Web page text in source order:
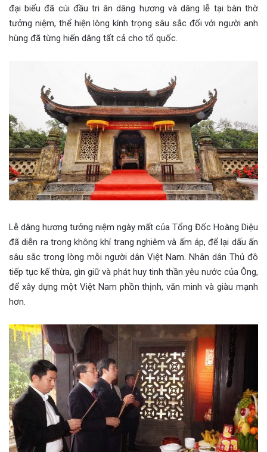
đại biểu đã cúi đầu tri ân dâng hương và dâng lễ tại bàn thờ
tưởng niệm, thể hiện lòng kính trọng sâu sắc đối với người anh
hùng đã từng hiến dâng tất cả cho tổ quốc.
Lễ dâng hương tưởng niệm ngày mất của Tổng Đốc Hoàng Diệu
đã diễn ra trong không khí trang nghiêm và ấm áp, để lại dấu ấn
sâu sắc trong lòng mỗi người dân Việt Nam. Nhân dân Thủ đô
tiếp tục kế thừa, gìn giữ và phát huy tinh thần yêu nước của Ông,
để xây dựng một Việt Nam phồn thịnh, văn minh và giàu mạnh
hơn.